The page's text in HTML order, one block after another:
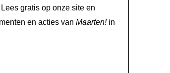
gratis op onze site en
en acties van Maarten!in